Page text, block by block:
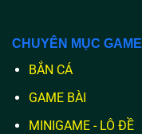
CHUYÊN MỤC GAME
BẮN CÁ
GAME BÀI
MINIGAME - LÔ ĐỀ